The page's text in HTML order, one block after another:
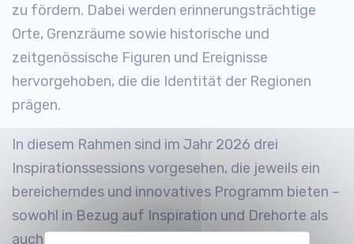
zu fördern. Dabei werden erinnerungsträchtige
Orte, Grenzräume sowie historische und
zeitgenössische Figuren und Ereignisse
hervorgehoben, die die Identität der Regionen
prägen.
In diesem Rahmen sind im Jahr 2026 drei
Inspirationssessions vorgesehen, die jeweils ein
bereicherndes und innovatives Programm bieten –
sowohl in Bezug auf Inspiration und Drehorte als
auch hinsichtlich der Möglichkeiten zum